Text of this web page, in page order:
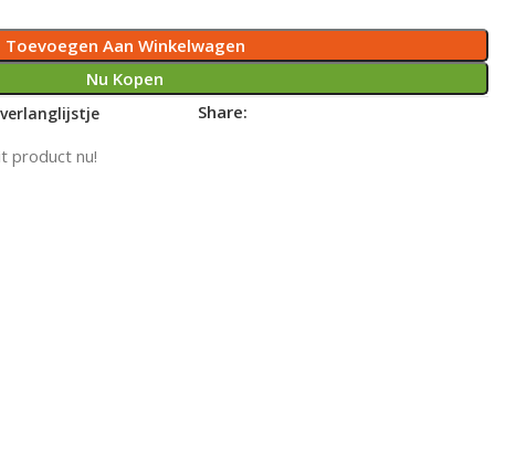
Toevoegen Aan Winkelwagen
Nu Kopen
Share:
product nu!